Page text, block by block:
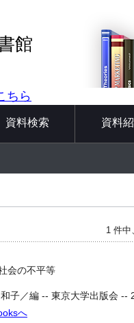
館
ちら
資料検索 資料
1 件中
会の不平等
子／編 -- 東京大学出版会 --
へ